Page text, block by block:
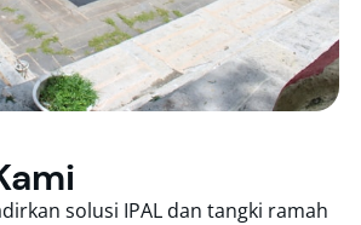
solusi IPAL dan tangki ramah